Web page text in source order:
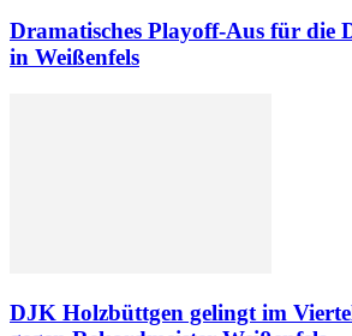
Dramatisches Playoff-Aus für die
in Weißenfels
DJK Holzbüttgen gelingt im